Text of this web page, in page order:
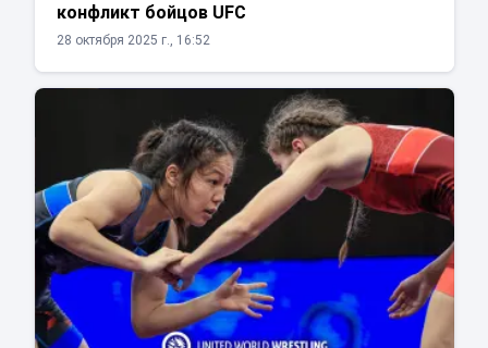
конфликт бойцов UFC
28 октября 2025 г., 16:52